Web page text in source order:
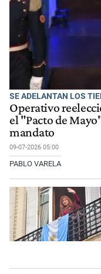
SE ADELANTAN LOS
Operativo
el "Pacto de
mandato
09-07-2026 05:00
PABLO VARELA